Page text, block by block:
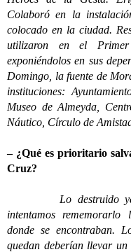
Colaboró en la
colocado en la ciudad.
utilizaron en el
exponiéndolos en sus
Domingo, la fuente de
instituciones:
Museo de Almeyda,
Náutico, Círculo de
– ¿Qué es prioritario
Cruz?
Lo destruido
intentamos rememorarlo
donde se encontraban.
quedan deberían llevar